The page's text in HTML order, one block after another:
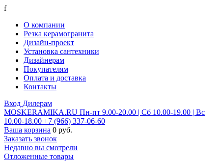
f
О компании
Резка керамогранита
Дизайн-проект
Установка сантехники
Дизайнерам
Покупателям
Оплата и доставка
Контакты
Вход Дилерам
MOSKERAMIKA.RU Пн-пт 9.00-20.00 | Сб 10.00-19.00 | Вс
10.00-18.00 +7 (966) 337-06-60
Ваша корзина 0 руб.
Заказать звонок
Недавно вы смотрели
Отложенные товары